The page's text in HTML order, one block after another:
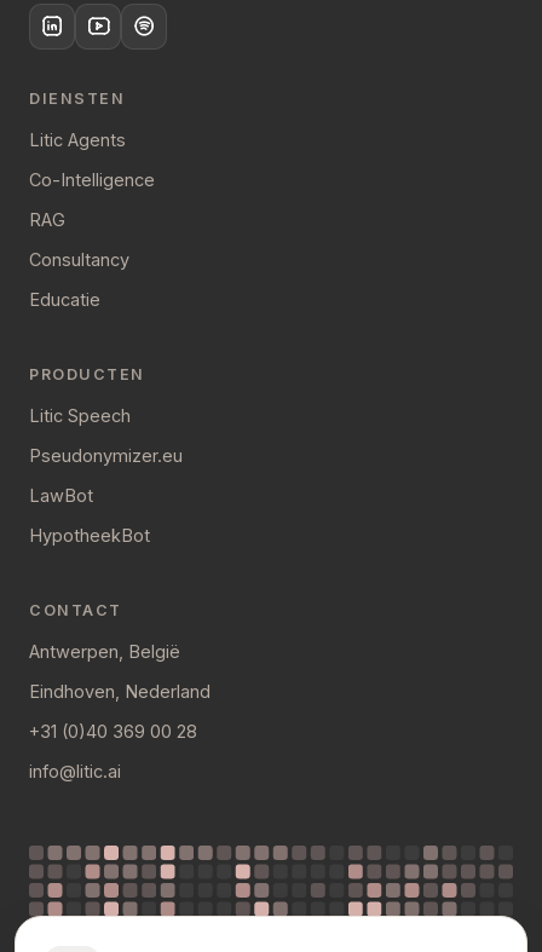
DIENSTEN
Litic Agents
Co-Intelligence
RAG
Consultancy
Educatie
PRODUCTEN
Litic Speech
Pseudonymizer.eu
LawBot
HypotheekBot
CONTACT
Antwerpen, België
Eindhoven, Nederland
+31 (0)40 369 00 28
info@litic.ai